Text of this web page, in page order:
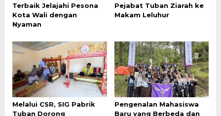
Terbaik Jelajahi Pesona
Kota Wali dengan
Nyaman
Pejabat Tuban Ziarah ke
Makam Leluhur
Melalui CSR, SIG Pabrik
Tuban Dorong
Pengenalan Mahasiswa
Baru yang Berbeda dan